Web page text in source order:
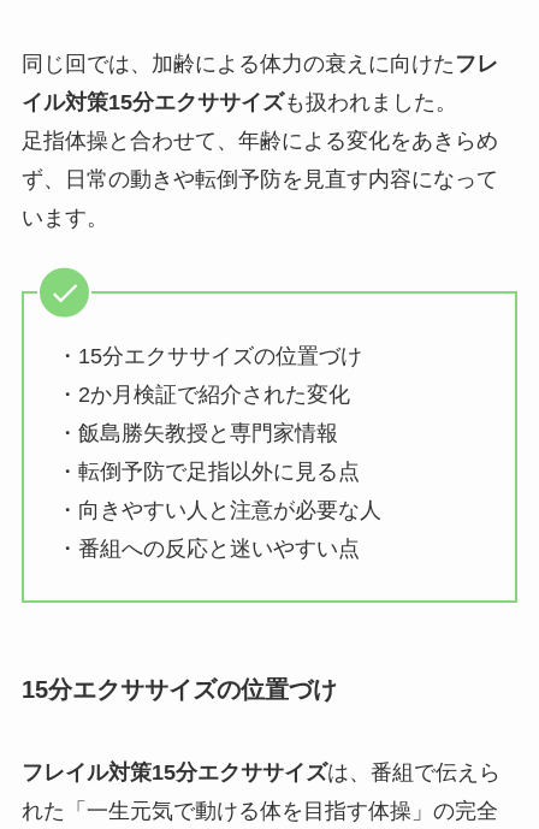
同じ回では、加齢による体力の衰えに向けた フレ
イル対策15分エクササイズも扱われました。
足指体操と合わせて、年齢による変化をあきらめ
ず、日常の動きや転倒予防を見直す内容になって
います。
・15分エクササイズの位置づけ
・2か月検証で紹介された変化
・飯島勝矢教授と専門家情報
・転倒予防で足指以外に見る点
・向きやすい人と注意が必要な人
・番組への反応と迷いやすい点
15分エクササイズの位置づけ
フレイル対策15分エクササイズは、番組で伝えら
れた「一生元気で動ける体を目指す体操」の完全